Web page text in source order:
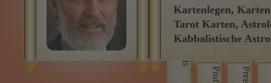
"Lass uns
finden, die Dein
schnell und
Tarot Karten,